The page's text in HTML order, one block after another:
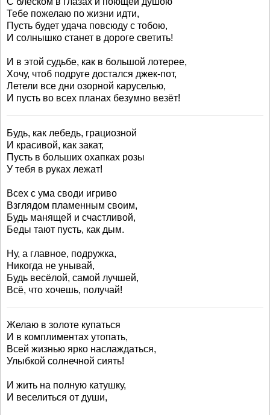
Тебе пожелаю по жизни идти,
Пусть будет удача повсюду с тобою,
И солнышко станет в дороге светить!
И в этой судьбе, как в большой лотерее,
Хочу, чтоб подруге достался джек-пот,
Летели все дни озорной каруселью,
И пусть во всех планах безумно везёт!
Будь, как лебедь, грациозной
И красивой, как закат,
Пусть в больших охапках розы
У тебя в руках лежат!
Всех с ума своди игриво
Взглядом пламенным своим,
Будь манящей и счастливой,
Беды тают пусть, как дым.
Ну, а главное, подружка,
Никогда не унывай,
Будь весёлой, самой лучшей,
Всё, что хочешь, получай!
Желаю в золоте купаться
И в комплиментах утопать,
Всей жизнью ярко наслаждаться,
Улыбкой солнечной сиять!
И жить на полную катушку,
И веселиться от души,